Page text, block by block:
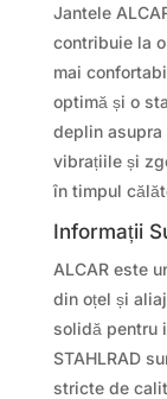
Jantele
contribuie la
mai
optimă și o
deplin asupra
vibrațiile și
în timpul
Informații
ALCAR este
din oțel și
solidă pentru
STAHLRAD
stricte de